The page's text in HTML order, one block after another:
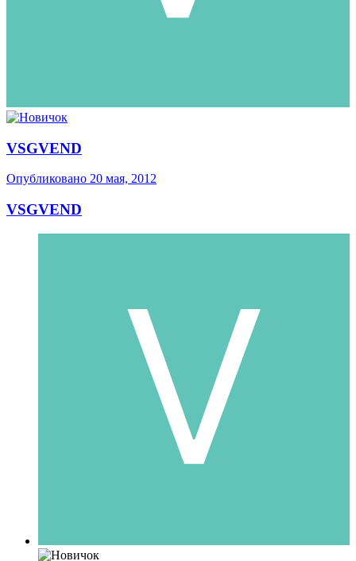
VSGVEND
Опубликовано 20 мая, 2012
VSGVEND